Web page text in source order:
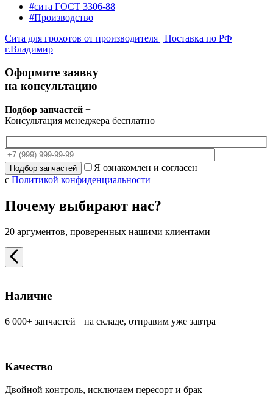
#сита ГОСТ 3306-88
#Производство
Сита для грохотов от производителя | Поставка по РФ
г.Владимир
Оформите заявку
на консультацию
Подбор запчастей +
Консультация менеджера бесплатно
Я ознакомлен и согласен
с Политикой конфиденциальности
Почему выбирают нас?
20 аргументов, проверенных нашими клиентами
Наличие
6 000+ запчастей на складе, отправим уже завтра
Качество
Двойной контроль, исключаем пересорт и брак